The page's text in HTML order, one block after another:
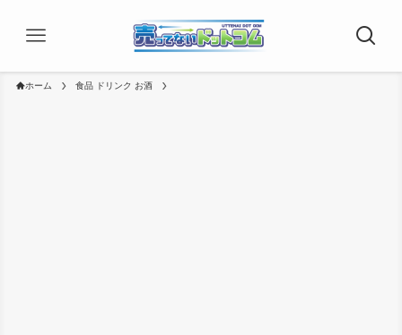
ホーム 食品 ドリンク お酒